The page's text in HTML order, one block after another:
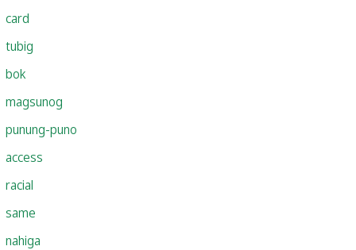
card
tubig
bok
magsunog
punung-puno
access
racial
same
nahiga